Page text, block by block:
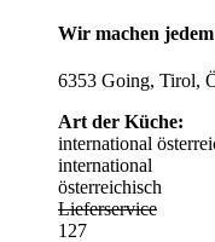
Wir machen
6353 Going, Tirol,
Art der Küche:
international
international
österreichisch
Lieferservice
127